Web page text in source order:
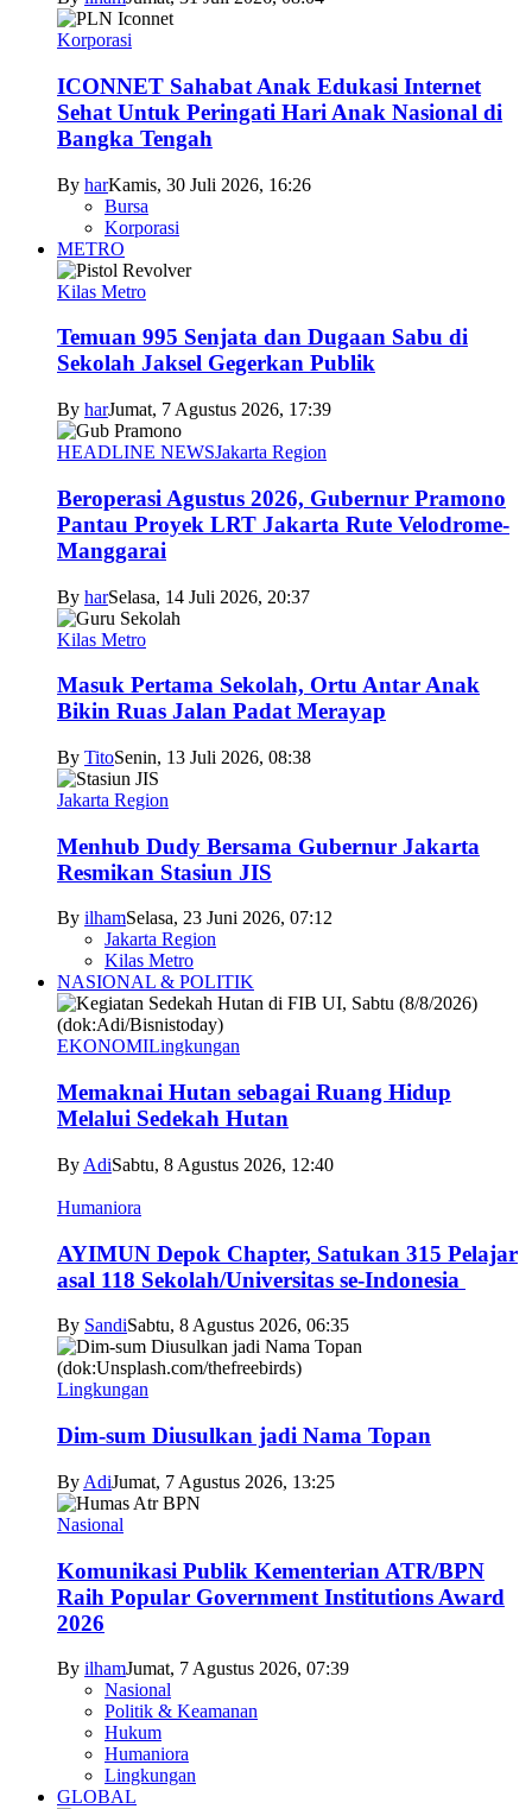
Korporasi
ICONNET Sahabat Anak Edukasi Internet
Sehat Untuk Peringati Hari Anak Nasional di
Bangka Tengah
By harKamis, 30 Juli 2026, 16:26
Bursa
Korporasi
METRO
Kilas Metro
Temuan 995 Senjata dan Dugaan Sabu di
Sekolah Jaksel Gegerkan Publik
By harJumat, 7 Agustus 2026, 17:39
HEADLINE NEWSJakarta Region
Beroperasi Agustus 2026, Gubernur Pramono
Pantau Proyek LRT Jakarta Rute Velodrome-
Manggarai
By harSelasa, 14 Juli 2026, 20:37
Kilas Metro
Masuk Pertama Sekolah, Ortu Antar Anak
Bikin Ruas Jalan Padat Merayap
By TitoSenin, 13 Juli 2026, 08:38
Jakarta Region
Menhub Dudy Bersama Gubernur Jakarta
Resmikan Stasiun JIS
By ilhamSelasa, 23 Juni 2026, 07:12
Jakarta Region
Kilas Metro
NASIONAL & POLITIK
EKONOMILingkungan
Memaknai Hutan sebagai Ruang Hidup
Melalui Sedekah Hutan
By AdiSabtu, 8 Agustus 2026, 12:40
Humaniora
AYIMUN Depok Chapter, Satukan 315 Pelajar
asal 118 Sekolah/Universitas se-Indonesia
By SandiSabtu, 8 Agustus 2026, 06:35
Lingkungan
Dim-sum Diusulkan jadi Nama Topan
By AdiJumat, 7 Agustus 2026, 13:25
Nasional
Komunikasi Publik Kementerian ATR/BPN
Raih Popular Government Institutions Award
2026
By ilhamJumat, 7 Agustus 2026, 07:39
Nasional
Politik & Keamanan
Hukum
Humaniora
Lingkungan
GLOBAL